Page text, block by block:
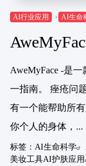
AI行业应用 AI生命
AweMyFace -是
一指南。 痤疮问
有一个能帮助所
你个人的身体，...
标签： AI生命科学
美妆工具AI护肤应用